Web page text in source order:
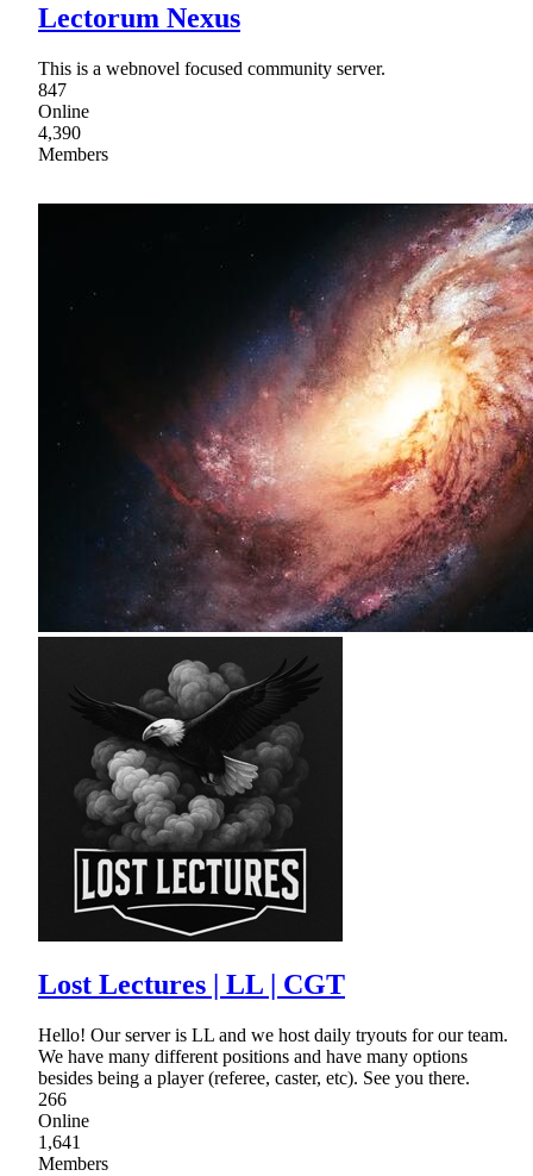
Lectorum Nexus
This is a webnovel focused community server.
847
Online
4,390
Members
Lost Lectures | LL | CGT
Hello! Our server is LL and we host daily tryouts for our team.
We have many different positions and have many options
besides being a player (referee, caster, etc). See you there.
266
Online
1,641
Members